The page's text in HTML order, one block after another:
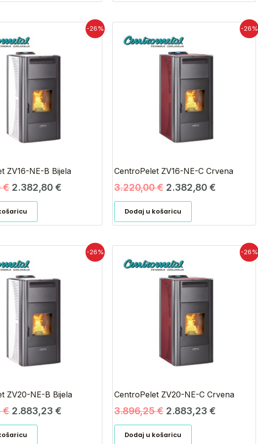
-26%
ZV16-NE-B Bijela
€
cijena
bila
je:
3.220,00 €.
2.382,80€
Trenutna
cijena
-26%
CentroPelet ZV16-NE-C Crvena
3.220,00€
cijena
bila
je:
3.220,00 €.
2.382,80 €
Trenutna
cijena
Dodaj u košaricu
-26%
ZV20-NE-B Bijela
€
cijena
bila
je:
3.896,25 €.
2.883,23€
Trenutna
cijena
-26%
CentroPelet ZV20-NE-C Crvena
3.896,25€
cijena
bila
je:
3.896,25 €.
2.883,23 €
Trenutna
Dodaj u košaricu